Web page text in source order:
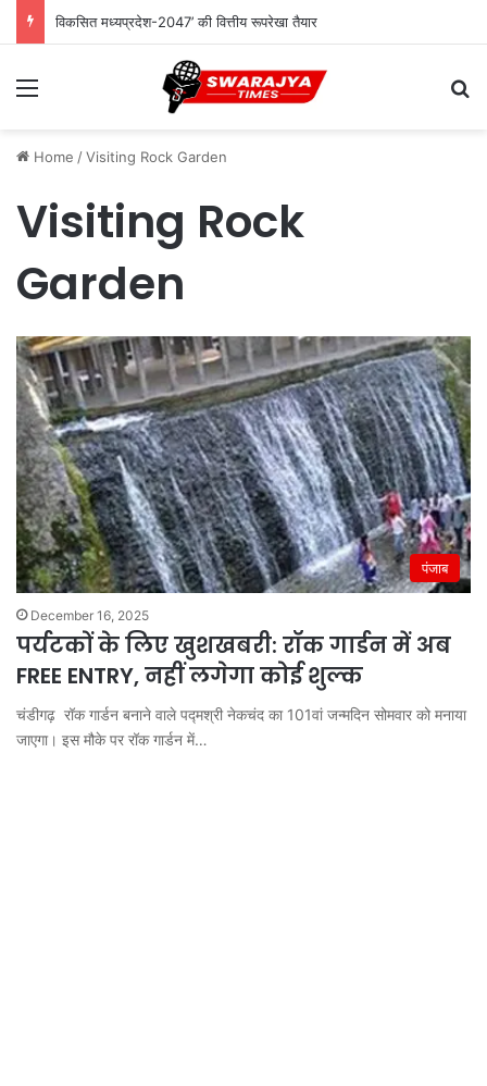
विकसित मध्यप्रदेश-2047’ की वित्तीय रूपरेखा तैयार
Menu
Home /Visiting Rock Garden
Visiting Rock
Garden
पंजाब
December 16, 2025
पर्यटकों के लिए खुशखबरी: रॉक गार्डन में अब
FREE ENTRY, नहीं लगेगा कोई शुल्क
चंडीगढ़ रॉक गार्डन बनाने वाले पद्मश्री नेकचंद का 101वां जन्मदिन सोमवार को मनाया
जाएगा। इस मौके पर रॉक गार्डन में…